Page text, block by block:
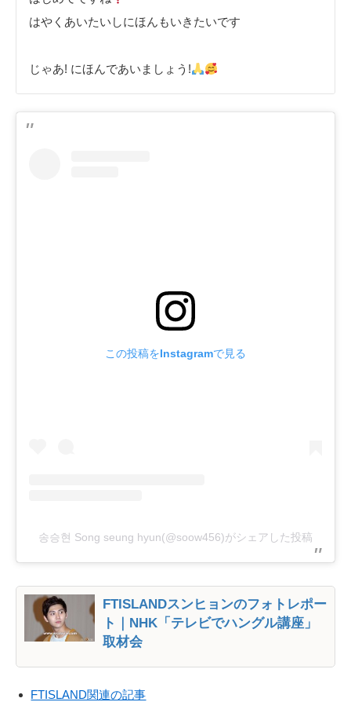
はやくあいたいしにほんもいきたいです
じゃあ! にほんであいましょう!
この投稿をInstagramで見る
송승현 Song seung hyun(@soow456)がシェアした投稿
FTISLANDスンヒョンのフォトレポー
ト｜NHK「テレビでハングル講座」
取材会
FTISLAND関連の記事